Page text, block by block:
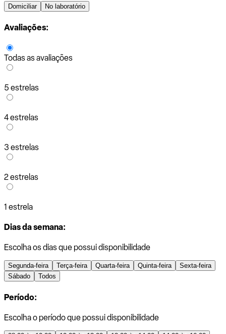
Domiciliar No laboratório
Avaliações:
Todas as avaliações
5 estrelas
4 estrelas
3 estrelas
2 estrelas
1 estrela
Dias da semana:
Escolha os dias que possui disponibilidade
Segunda-feira Terça-feira Quarta-feira Quinta-feira
Sexta-feira
Sábado
Todos
Período:
Escolha o período que possui disponibilidade